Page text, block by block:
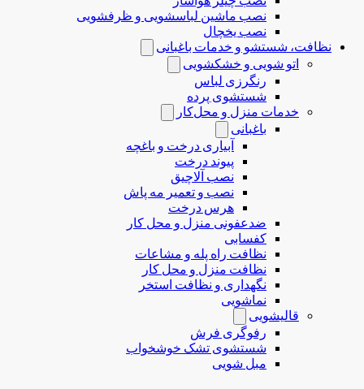
نصب ماشین لباسشویی و ظرفشویی
نصب یخچال
نظافت، شستشو و خدمات باغبانی
اتو شویی و خشکشویی
رنگرزی لباس
شستشوی پرده
خدمات منزل و محل‌کار
باغبانی
آبیاری درخت و باغچه
پیوند درخت
نصب آلاچیق
نصب و تعمیر مه پاش
هرس درخت
ضدعفونی منزل و محل کار
کفسابی
نظافت راه پله و مشاعات
نظافت منزل و محل کار
نگهداری و نظافت استخر
نماشویی
قالیشویی
رفوگری فرش
شستشوی تشک خوشخواب
مبل شویی